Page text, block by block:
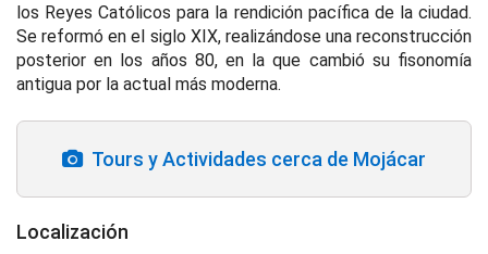
los Reyes Católicos para la rendición pacífica de la ciudad.
Se reformó en el siglo XIX, realizándose una reconstrucción
posterior en los años 80, en la que cambió su fisonomía
antigua por la actual más moderna.
Tours y Actividades cerca de Mojácar
Localización